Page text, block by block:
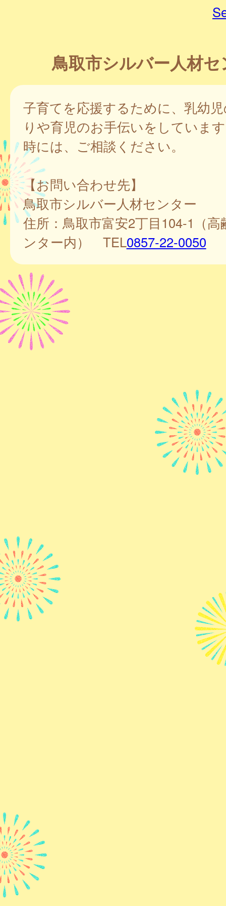
鳥取市シルバー人材
子育てを応援するために、乳幼
りや育児のお手伝いをしていま
時には、ご相談ください。
【お問い合わせ先】
鳥取市シルバー人材センター
住所：鳥取市富安2丁目104-1（高
ンター内） TEL0857-22-0050